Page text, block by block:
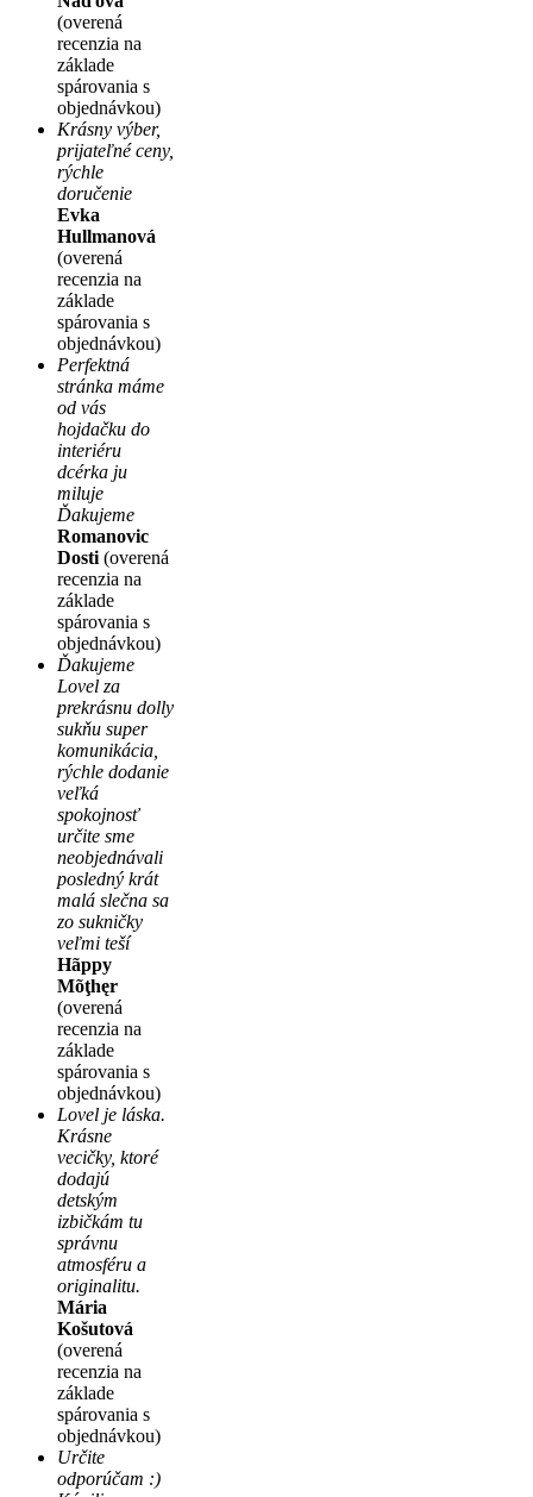
(overená
recenzia na
základe
spárovania s
objednávkou)
Krásny výber,
prijateľné ceny,
rýchle
doručenie
Evka
Hullmanová
(overená
recenzia na
základe
spárovania s
objednávkou)
Perfektná
stránka máme
od vás
hojdačku do
interiéru
dcérka ju
miluje
Ďakujeme
Romanovic
Dosti (overená
recenzia na
základe
spárovania s
objednávkou)
Ďakujeme
Lovel za
prekrásnu dolly
sukňu super
komunikácia,
rýchle dodanie
veľká
spokojnosť
určite sme
neobjednávali
posledný krát
malá slečna sa
zo sukničky
veľmi teší
Hãppy
Mõţhęr
(overená
recenzia na
základe
spárovania s
objednávkou)
Lovel je láska.
Krásne
vecičky, ktoré
dodajú
detským
izbičkám tu
správnu
atmosféru a
originalitu.
Mária
Košutová
(overená
recenzia na
základe
spárovania s
objednávkou)
Určite
odporúčam :)